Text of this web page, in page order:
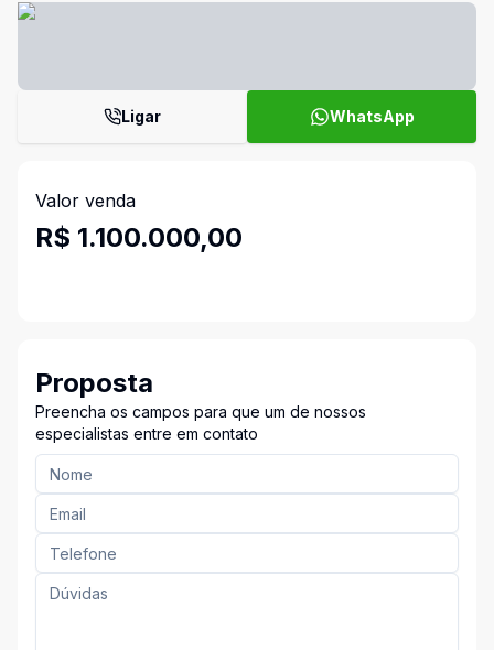
Ligar WhatsApp
Valor venda
R$ 1.100.000,00
Proposta
Preencha os campos para que um de nossos
especialistas entre em contato